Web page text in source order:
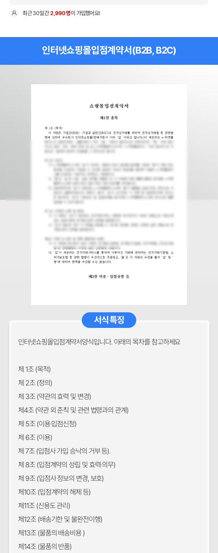
최근30일간2,990명이 가입했어요!
인터넷쇼핑몰입점계약서(B2B, B2C)
서식 특징
인터넷쇼핑몰입점계약서양식입니다. 아래의 목차를 참고하세요
제 1조 (목적)
제 2조 (정의)
제 3조 (약관의 효력 및 변경)
제4조 (약관 외 준칙 및 관련 법령과의 관계)
제 5조 (이용·입점신청)
제 6조 (이용)
제 7조 (입점사 가입 승낙의 거부 등).
제 8조 (입점계약의 성립 및 효력·의무)
제 9조 (입점사 정보의 변경, 보호)
제10조 (입점계약의 해제 등)
제11조 (신용도 관리)
제12조 (배송기한 및 불완전이행)
제13조 (물품의 배송비용 )
제14조 (물품의 반품)